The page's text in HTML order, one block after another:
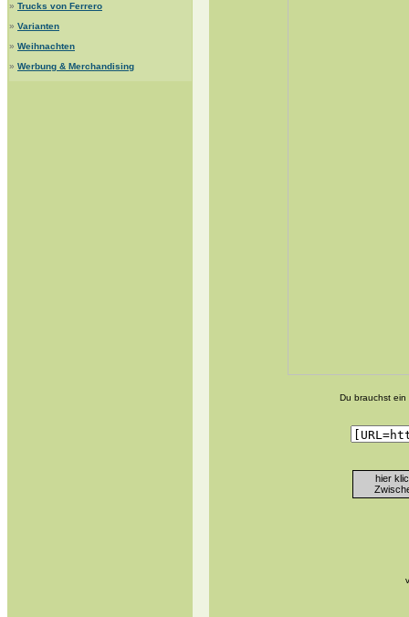
» Trucks von Ferrero
» Varianten
» Weihnachten
» Werbung & Merchandising
Du brauchst ein
hier